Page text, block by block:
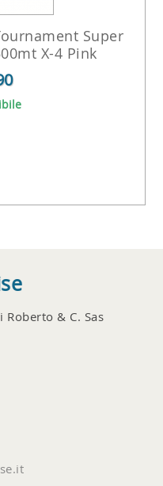
Super
X-4 Pink
& C. Sas